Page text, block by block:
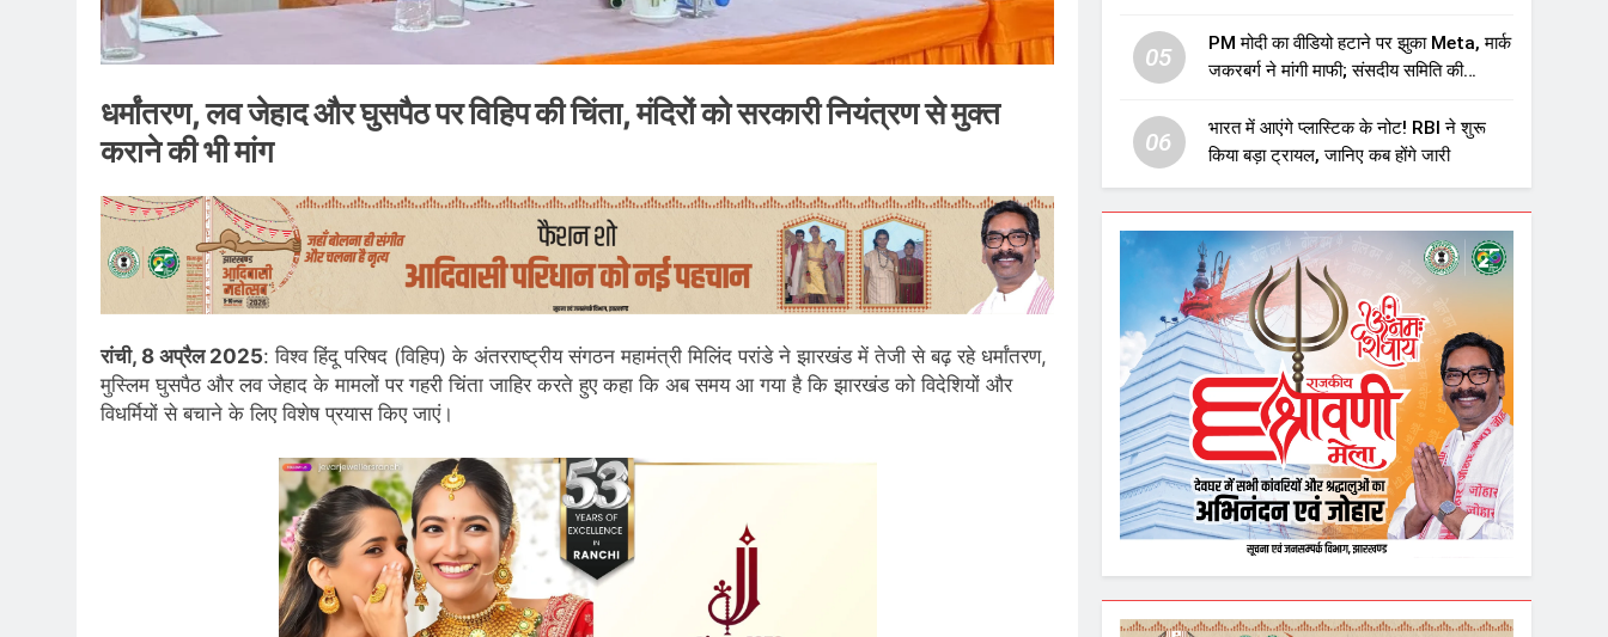
धर्मांतरण, लव जेहाद और घुसपैठ पर विहिप की चिंता, मंदिरों को सरकारी नियंत्रण से मुक्त
कराने की भी मांग
रांची, 8 अप्रैल 2025: विश्व हिंदू परिषद (विहिप) के अंतरराष्ट्रीय संगठन महामंत्री मिलिंद परांडे ने झारखंड में तेजी से बढ़ रहे धर्मांतरण,
मुस्लिम घुसपैठ और लव जेहाद के मामलों पर गहरी चिंता जाहिर करते हुए कहा कि अब समय आ गया है कि झारखंड को विदेशियों और
विधर्मियों से बचाने के लिए विशेष प्रयास किए जाएं।
उठाए सवाल
05
PM मोदी का वीडियो हटाने पर झुका Meta, मार्क
जकरबर्ग ने मांगी माफी; संसदीय समिति की
06
भारत में आएंगे प्लास्टिक के नोट! RBI ने शुरू
किया बड़ा ट्रायल, जानिए कब होंगे जारी